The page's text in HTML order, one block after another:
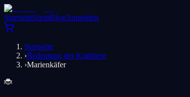
StartseiteShopBlogAnmelden
Startseite
›Bedeutung der Krafttiere
›Marienkäfer
🐞